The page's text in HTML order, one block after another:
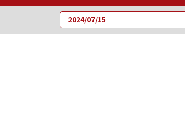
2024/07/15